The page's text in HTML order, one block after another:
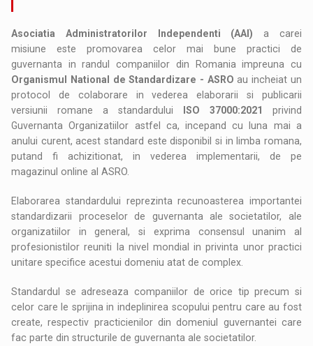
Asociatia Administratorilor Independenti (AAI) a carei
misiune este promovarea celor mai bune practici de
guvernanta in randul companiilor din Romania impreuna cu
Organismul National de Standardizare - ASRO au incheiat un
protocol de colaborare in vederea elaborarii si publicarii
versiunii romane a standardului
ISO 37000:2021
privind
Guvernanta Organizatiilor astfel ca, incepand cu luna mai a
anului curent, acest standard este disponibil si in limba romana,
putand fi achizitionat, in vederea implementarii, de pe
magazinul online al ASRO.
Elaborarea standardului reprezinta recunoasterea importantei
standardizarii proceselor de guvernanta ale societatilor, ale
organizatiilor in general, si exprima consensul unanim al
profesionistilor reuniti la nivel mondial in privinta unor practici
unitare specifice acestui domeniu atat de complex.
Standardul se adreseaza companiilor de orice tip precum si
celor care le sprijina in indeplinirea scopului pentru care au fost
create, respectiv practicienilor din domeniul guvernantei care
fac parte din structurile de guvernanta ale societatilor.